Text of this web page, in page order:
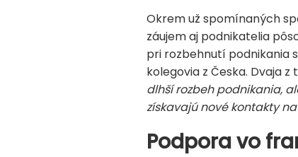
Okrem už spomínaných
záujem aj podnikatelia
pri rozbehnutí podnikania
kolegovia z Česka. Dvaja
dlhší rozbeh podnikania,
získavajú nové kontakty
Podpora vo